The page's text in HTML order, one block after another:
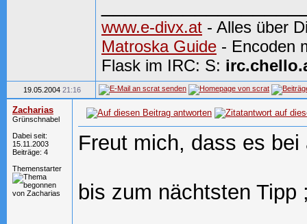
www.e-divx.at - Alles über
Matroska Guide - Encoden
Flask im IRC: S:
19.05.2004 21:16
Zacharias
Grünschnabel
Dabei seit:
15.11.2003
Beiträge: 4
Themenstarter
Freut mich, dass es
bis zum nächtsten Tipp